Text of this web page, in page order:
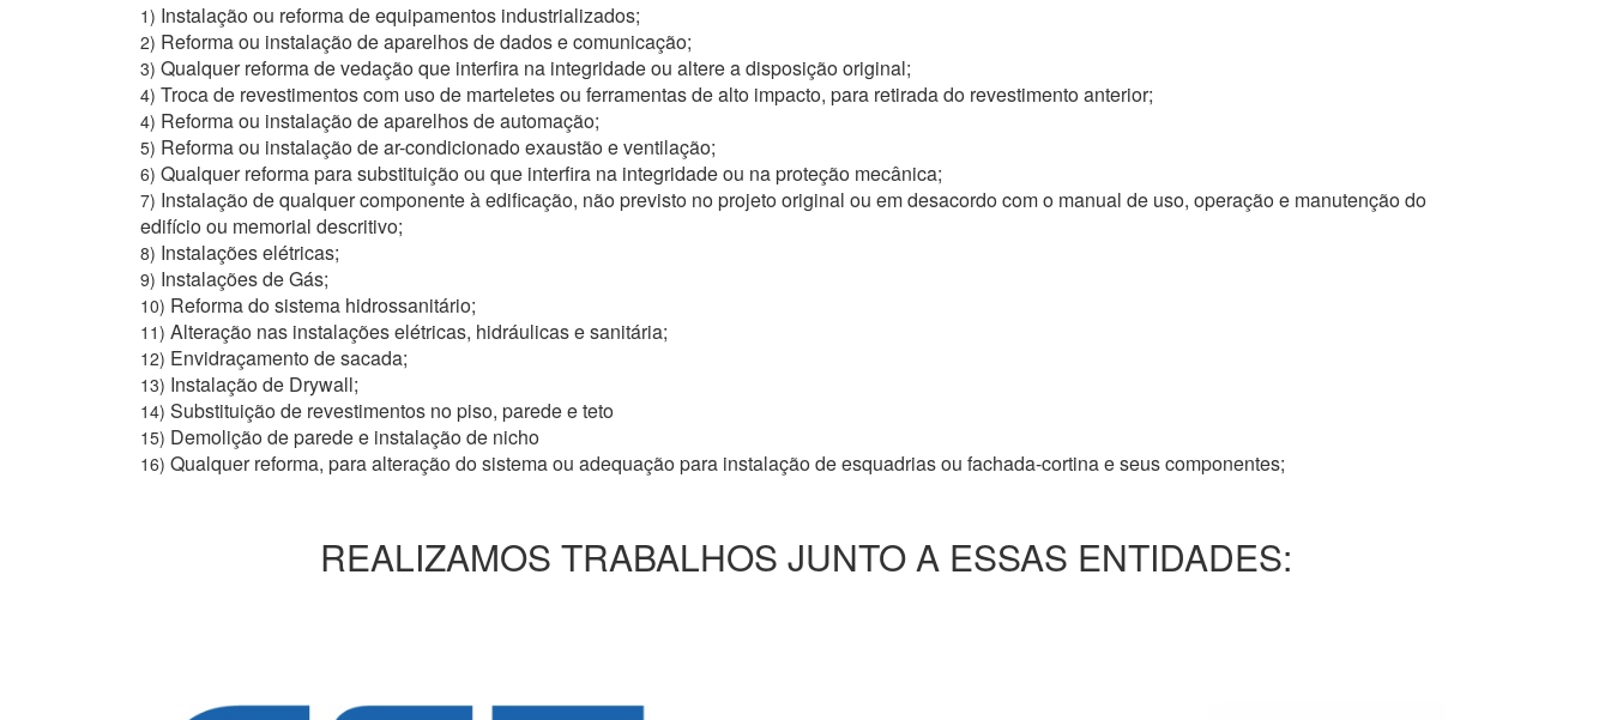
1) Instalação ou reforma de equipamentos industrializados;
2) Reforma ou instalação de aparelhos de dados e comunicação;
3) Qualquer reforma de vedação que interfira na integridade ou altere a disposição original;
4) Troca de revestimentos com uso de marteletes ou ferramentas de alto impacto, para retirada do revestimento anterior;
4) Reforma ou instalação de aparelhos de automação;
5) Reforma ou instalação de ar-condicionado exaustão e ventilação;
6) Qualquer reforma para substituição ou que interfira na integridade ou na proteção mecânica;
7) Instalação de qualquer componente à edificação, não previsto no projeto original ou em desacordo com o manual de uso, operação e manutenção do
edifício ou memorial descritivo;
8) Instalações elétricas;
9) Instalações de Gás;
10) Reforma do sistema hidrossanitário;
11) Alteração nas instalações elétricas, hidráulicas e sanitária;
12) Envidraçamento de sacada;
13) Instalação de Drywall;
14) Substituição de revestimentos no piso, parede e teto
15) Demolição de parede e instalação de nicho
16) Qualquer reforma, para alteração do sistema ou adequação para instalação de esquadrias ou fachada-cortina e seus componentes;
REALIZAMOS TRABALHOS JUNTO A ESSAS ENTIDADES: